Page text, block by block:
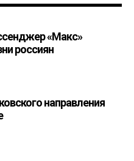
«Макс»
россиян
направления